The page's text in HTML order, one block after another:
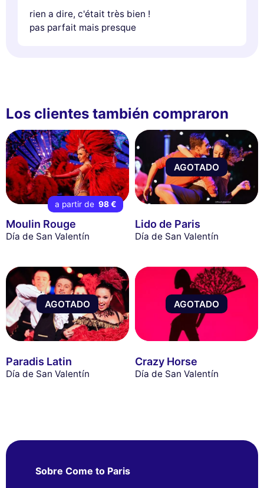
rien a dire, c'était très bien !
pas parfait mais presque
Los clientes también compraron
a partir de 98 €
Moulin Rouge
Día de San Valentín
AGOTADO
Lido de Paris
Día de San Valentín
AGOTADO
Paradis Latin
Día de San Valentín
AGOTADO
Crazy Horse
Día de San Valentín
Sobre Come to Paris